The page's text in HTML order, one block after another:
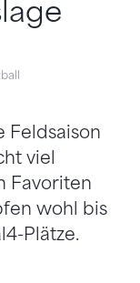
Feldsaison
viel
Favoriten
wohl bis
Plätze.